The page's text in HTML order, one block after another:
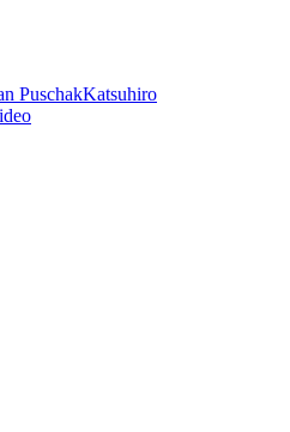
PuschakKatsuhiro